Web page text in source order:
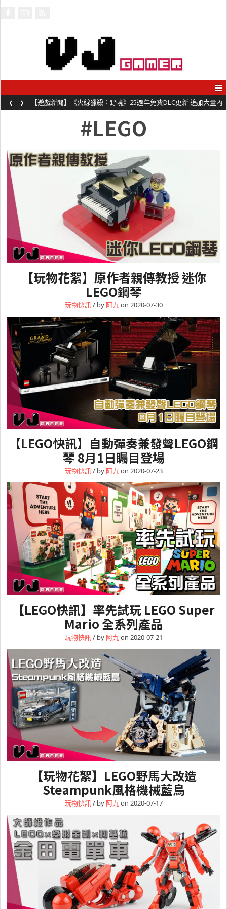
【遊戲新聞】《火線獵殺：野境》25週年免費DLC更新 追加大量內
容同時系舊作限時超平價折扣
‹ ›
#LEGO
【玩物花絮】原作者親傳教授 迷你
LEGO鋼琴
玩物快訊 / by 阿九 on 2020-07-30
【LEGO快訊】自動彈奏兼發聲LEGO鋼
琴 8月1日矚目登場
玩物快訊/ by 阿九on 2020-07-23
【LEGO快訊】率先試玩 LEGO Super
Mario 全系列產品
玩物快訊/ by 阿九on 2020-07-21
【玩物花絮】LEGO野馬大改造
Steampunk風格機械藍鳥
玩物快訊/ by 阿九on 2020-07-17